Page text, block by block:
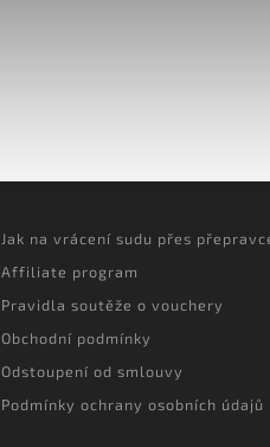
Jak na vrácení sudu přes
Affiliate program
Pravidla soutěže o vouchery
Obchodní podmínky
Odstoupení od smlouvy
Podmínky ochrany osobních údajů